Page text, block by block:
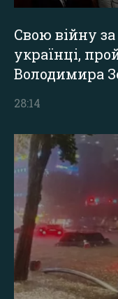
Свою війну
українці,
Володимира
28:14